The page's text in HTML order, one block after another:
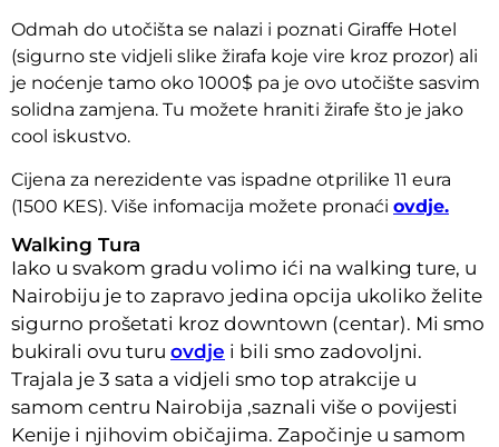
Odmah do utočišta se nalazi i poznati Giraffe Hotel
(sigurno ste vidjeli slike žirafa koje vire kroz prozor) ali
je noćenje tamo oko 1000$ pa je ovo utočište sasvim
solidna zamjena. Tu možete hraniti žirafe što je jako
cool iskustvo.
Cijena za nerezidente vas ispadne otprilike 11 eura
(1500 KES). Više infomacija možete pronaći ovdje.
Walking Tura
Iako u svakom gradu volimo ići na walking ture, u
Nairobiju je to zapravo jedina opcija ukoliko želite
sigurno prošetati kroz downtown (centar). Mi smo
bukirali ovu turu ovdje i bili smo zadovoljni.
Trajala je 3 sata a vidjeli smo top atrakcije u
samom centru Nairobija ,saznali više o povijesti
Kenije i njihovim običajima. Započinje u samom